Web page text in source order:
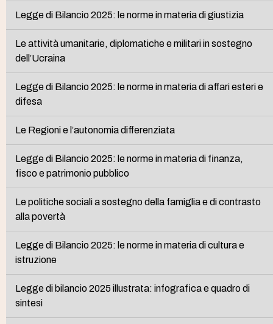
Legge di Bilancio 2025: le norme in materia di giustizia
Le attività umanitarie, diplomatiche e militari in sostegno
dell’Ucraina
Legge di Bilancio 2025: le norme in materia di affari esteri e
difesa
Le Regioni e l’autonomia differenziata
Legge di Bilancio 2025: le norme in materia di finanza,
fisco e patrimonio pubblico
Le politiche sociali a sostegno della famiglia e di contrasto
alla povertà
Legge di Bilancio 2025: le norme in materia di cultura e
istruzione
Legge di bilancio 2025 illustrata: infografica e quadro di
sintesi